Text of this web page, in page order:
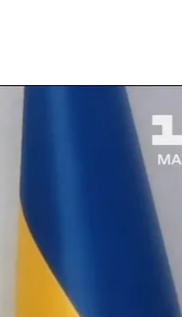
Ростислав Карандєєв
підозрюють у
арешт.
можливого